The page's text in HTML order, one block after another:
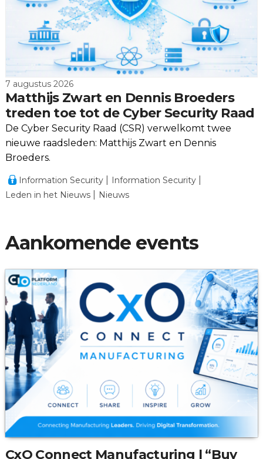
7 augustus 2026
Matthijs Zwart en Dennis Broeders
treden toe tot de Cyber Security Raad
De Cyber Security Raad (CSR) verwelkomt twee
nieuwe raadsleden: Matthijs Zwart en Dennis
Broeders.
Information Security
Information Security
Leden in het Nieuws
Nieuws
Aankomende events
CxO Connect Manufacturing | “Buy